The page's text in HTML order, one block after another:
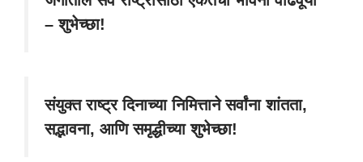
– शुभेच्छा!
संयुक्त राष्ट्र दिनाच्या निमित्ताने सर्वांना शांतता,
सद्भावना, आणि समृद्धीच्या शुभेच्छा!